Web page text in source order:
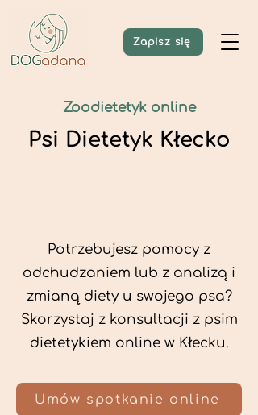
Zapisz się
Zoodietetyk online
Psi Dietetyk Kłecko
Potrzebujesz pomocy z
odchudzaniem lub z analizą i
zmianą diety u swojego psa?
Skorzystaj z konsultacji z psim
dietetykiem online w Kłecku.
Umów spotkanie online